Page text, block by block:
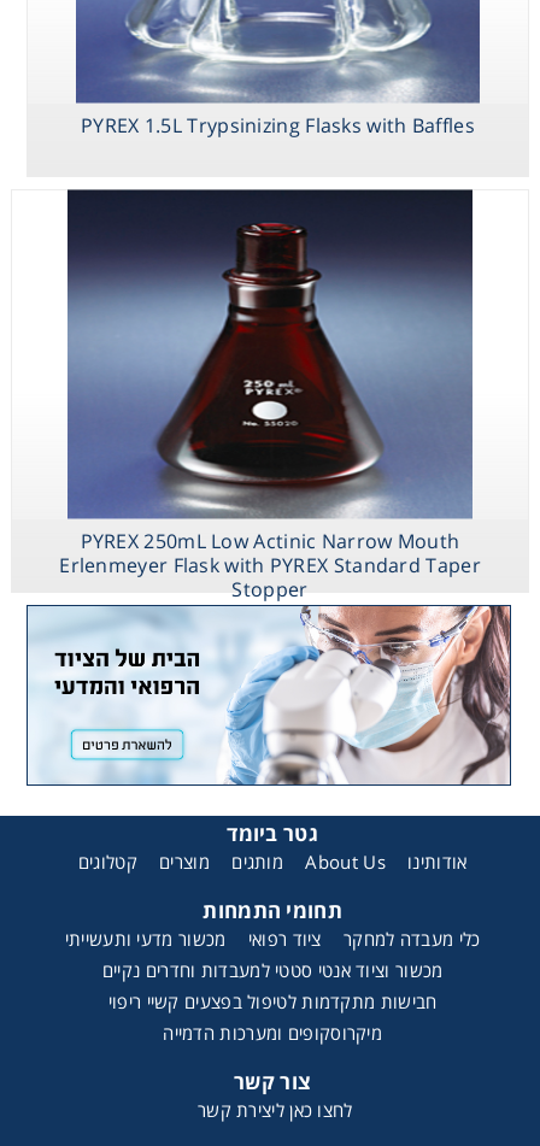
PYREX 1.5L Trypsinizing Flasks with Baffles
PYREX 250mL Low Actinic Narrow Mouth
Erlenmeyer Flask with PYREX Standard Taper
Stopper
גטר ביומד
אודותינו About Us מותגים מוצרים קטלוגים
תחומי התמחות
כלי מעבדה למחקר ציוד רפואי
מכשור מדעי ותעשייתי
מכשור וציוד אנטי סטטי למעבדות וחדרים נקיים
חבישות מתקדמות לטיפול בפצעים קשיי ריפוי
מיקרוסקופים ומערכות הדמייה
צור קשר
לחצו כאן ליצירת קשר